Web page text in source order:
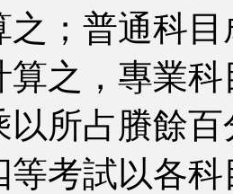
之；普通科
算之，專業
以所占賸餘
試以各科